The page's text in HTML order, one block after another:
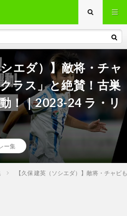
シエダ）】敵将・チャ
ラス」と絶賛！古巣
！｜2023-24 ラ・リ
ー集
【久保 建英（ソシエダ）】敵将・チャ